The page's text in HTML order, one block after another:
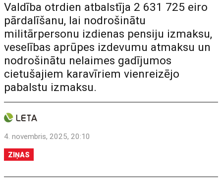
Valdība otrdien atbalstīja 2 631 725 eiro
pārdalīšanu, lai nodrošinātu
militārpersonu izdienas pensiju izmaksu,
veselības aprūpes izdevumu atmaksu un
nodrošinātu nelaimes gadījumos
cietušajiem karavīriem vienreizējo
pabalstu izmaksu.
4. novembris, 2025, 20:10
ZIŅAS